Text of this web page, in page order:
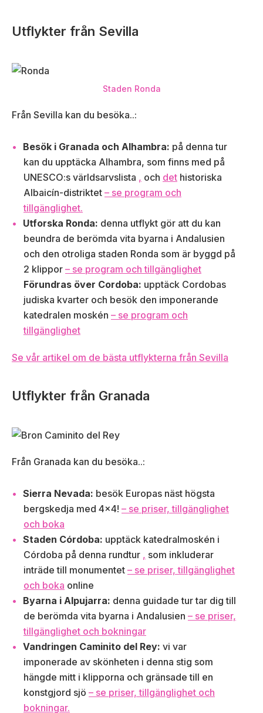
Utflykter från Sevilla
Staden Ronda
Från Sevilla kan du besöka..:
Besök i Granada och Alhambra: på denna tur
kan du upptäcka Alhambra, som finns med på
UNESCO:s världsarvslista , och det historiska
Albaicín-distriktet – se program och
tillgänglighet.
Utforska Ronda: denna utflykt gör att du kan
beundra de berömda vita byarna i Andalusien
och den otroliga staden Ronda som är byggd på
2 klippor – se program och tillgänglighet
Förundras över Cordoba: upptäck Cordobas
judiska kvarter och besök den imponerande
katedralen moskén – se program och
tillgänglighet
Se vår artikel om de bästa utflykterna från Sevilla
Utflykter från Granada
Från Granada kan du besöka..:
Sierra Nevada: besök Europas näst högsta
bergskedja med 4×4! – se priser, tillgänglighet
och boka
Staden Córdoba: upptäck katedralmoskén i
Córdoba på denna rundtur , som inkluderar
inträde till monumentet – se priser, tillgänglighet
och boka online
Byarna i Alpujarra: denna guidade tur tar dig till
de berömda vita byarna i Andalusien – se priser,
tillgänglighet och bokningar
Vandringen Caminito del Rey: vi var
imponerade av skönheten i denna stig som
hängde mitt i klipporna och gränsade till en
konstgjord sjö – se priser, tillgänglighet och
bokningar.